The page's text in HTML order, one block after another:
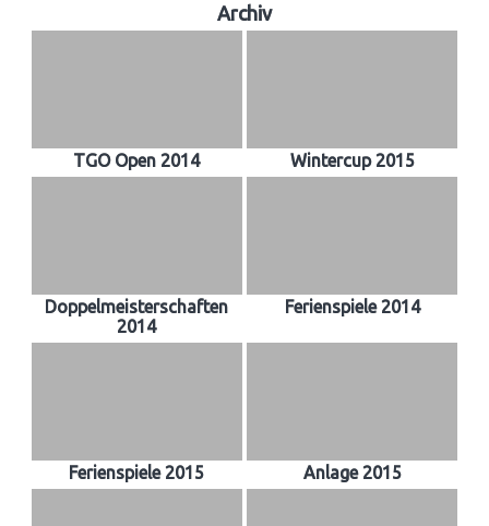
Archiv
TGO Open 2014 Wintercup 2015
Doppelmeisterschaften
2014
Ferienspiele 2014
Ferienspiele 2015 Anlage 2015